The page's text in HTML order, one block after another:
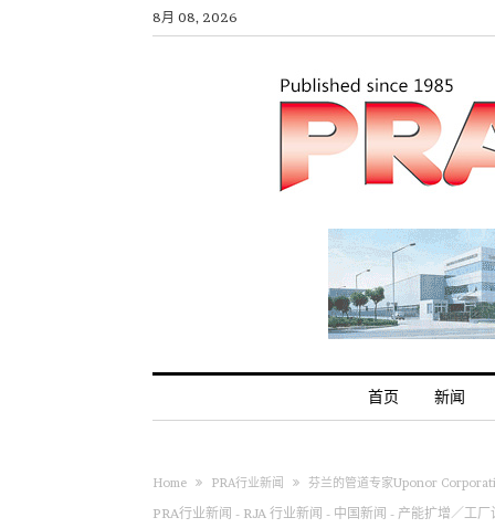
8月 08, 2026
首页 新闻
Home PRA行业新闻 芬兰的管道专家Uponor
PRA行业新闻 - RJA 行业新闻 - 中国新闻 - 产能扩增／工厂